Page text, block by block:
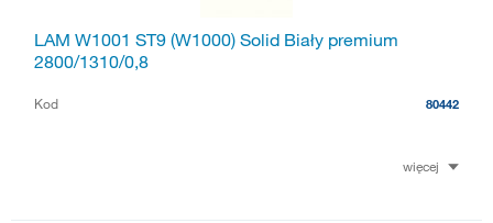
LAM W1001 ST9 (W1000) Solid Biały premium
2800/1310/0,8
Kod 80442
więcej